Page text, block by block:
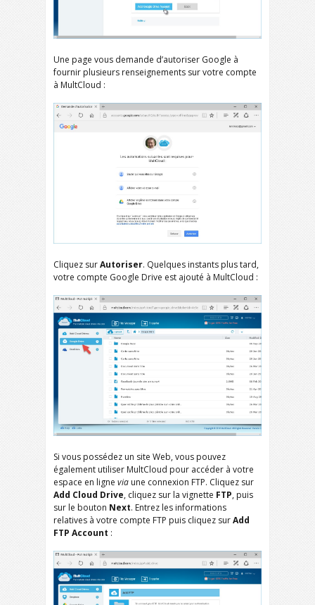
Une page vous demande d’autoriser Google à
fournir plusieurs renseignements sur votre compte
à MultCloud :
Cliquez surAutoriser. Quelques instants plus tard,
votre compte Google Drive est ajouté à MultCloud :
Si vous possédez un site Web, vous pouvez
également utiliser MultCloud pour accéder à votre
espace en ligne via une connexion FTP. Cliquez sur
Add Cloud Drive, cliquez sur la vignette FTP, puis
sur le bouton Next. Entrez les informations
relatives à votre compte FTP puis cliquez surAdd
FTP Account :